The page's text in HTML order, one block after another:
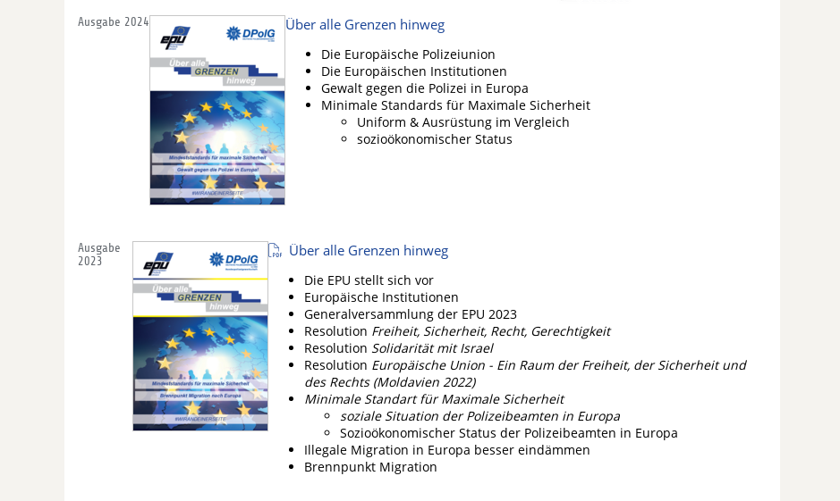
Ausgabe 2024 Über alle Grenzen hinweg
Die Europäische Polizeiunion
Die Europäischen Institutionen
Gewalt gegen die Polizei in Europa
Minimale Standards für Maximale Sicherheit
Uniform & Ausrüstung im Vergleich
sozioökonomischer Status
Ausgabe
2023
Über alle Grenzen hinweg
Die EPU stellt sich vor
Europäische Institutionen
Generalversammlung der EPU 2023
Resolution Freiheit, Sicherheit, Recht, Gerechtigkeit
Resolution Solidarität mit Israel
Resolution Europäische Union - Ein Raum der Freiheit, der Sicherheit und
des Rechts (Moldavien 2022)
Minimale Standart für Maximale Sicherheit
soziale Situation der Polizeibeamten in Europa
Sozioökonomischer Status der Polizeibeamten in Europa
Illegale Migration in Europa besser eindämmen
Brennpunkt Migration